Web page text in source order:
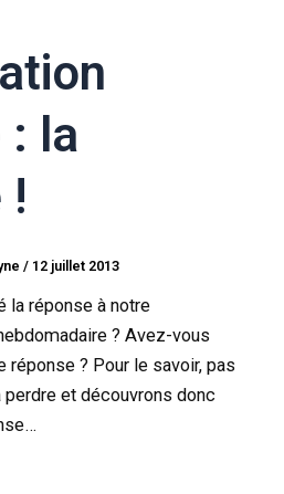
: la
!
/ 12 juillet 2013
la réponse à notre
? Avez-vous
réponse ? Pour le savoir, pas
et découvrons donc